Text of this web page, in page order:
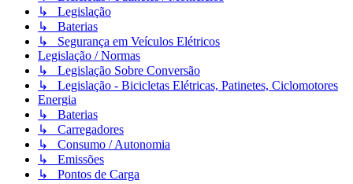
↳ Legislação
↳ Baterias
↳ Segurança em Veículos Elétricos
Legislação / Normas
↳ Legislação Sobre Conversão
↳ Legislação - Bicicletas Elétricas, Patinetes, Ciclomotores
Energia
↳ Baterias
↳ Carregadores
↳ Consumo / Autonomia
↳ Emissões
↳ Pontos de Carga